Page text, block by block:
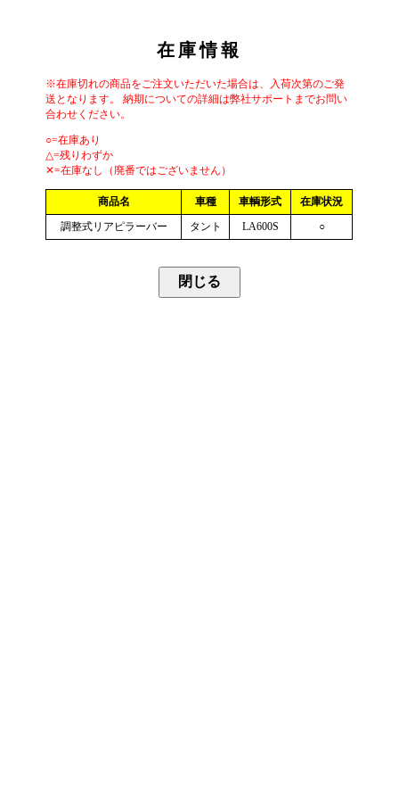
在庫情報
※在庫切れの商品をご注文いただいた場合は、入荷次第のご発
送となります。 納期についての詳細は弊社サポートまでお問い
合わせください。
○=在庫あり
△=残りわずか
✕=在庫なし（廃番ではございません）
商品名 車種 車輌形式
在庫状況
調整式リアピラーバー
タント LA600S ○